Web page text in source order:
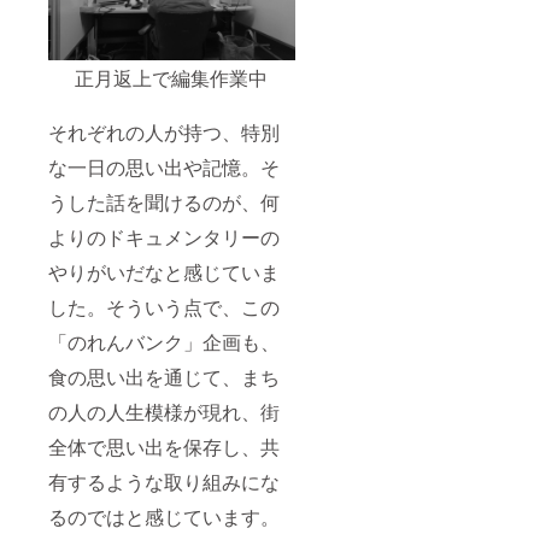
正月返上で編集作業中
それぞれの人が持つ、特別
な一日の思い出や記憶。そ
うした話を聞けるのが、何
よりのドキュメンタリーの
やりがいだなと感じていま
した。そういう点で、この
「のれんバンク」企画も、
食の思い出を通じて、まち
の人の人生模様が現れ、街
全体で思い出を保存し、共
有するような取り組みにな
るのではと感じています。